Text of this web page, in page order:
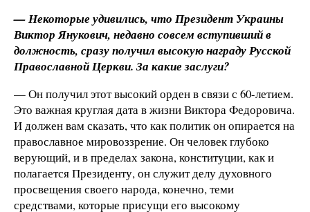
— Некоторые удивились, что Президент Украины
Виктор Янукович, недавно совсем вступивший в
должность, сразу получил высокую награду Русской
Православной Церкви. За какие заслуги?
— Он получил этот высокий орден в связи с 60-летием.
Это важная круглая дата в жизни Виктора Федоровича.
И должен вам сказать, что как политик он опирается на
православное мировоззрение. Он человек глубоко
верующий, и в пределах закона, конституции, как и
полагается Президенту, он служит делу духовного
просвещения своего народа, конечно, теми
средствами, которые присущи его высокому